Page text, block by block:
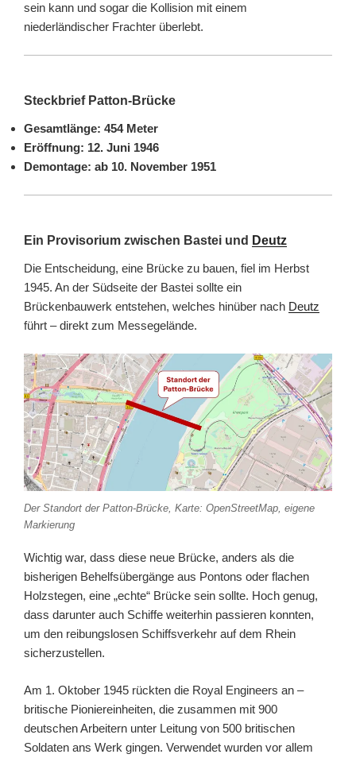
sein kann und sogar die Kollision mit einem
niederländischer Frachter überlebt.
Steckbrief Patton-Brücke
Gesamtlänge: 454 Meter
Eröffnung: 12. Juni 1946
Demontage: ab 10. November 1951
Ein Provisorium zwischen Bastei und Deutz
Die Entscheidung, eine Brücke zu bauen, fiel im Herbst
1945. An der Südseite der Bastei sollte ein
Brückenbauwerk entstehen, welches hinüber nach Deutz
führt – direkt zum Messegelände.
Der Standort der Patton-Brücke, Karte: OpenStreetMap, eigene
Markierung
Wichtig war, dass diese neue Brücke, anders als die
bisherigen Behelfsübergänge aus Pontons oder flachen
Holzstegen, eine „echte“ Brücke sein sollte. Hoch genug,
dass darunter auch Schiffe weiterhin passieren konnten,
um den reibungslosen Schiffsverkehr auf dem Rhein
sicherzustellen.
Am 1. Oktober 1945 rückten die Royal Engineers an –
britische Pioniereinheiten, die zusammen mit 900
deutschen Arbeitern unter Leitung von 500 britischen
Soldaten ans Werk gingen. Verwendet wurden vor allem